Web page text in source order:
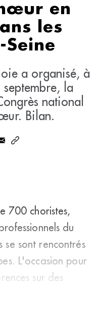
en
les
Seine
a organisé, à
la
national
Bilan.
700 choristes,
du
se sont rencontrés
L'occasion pour
sur des